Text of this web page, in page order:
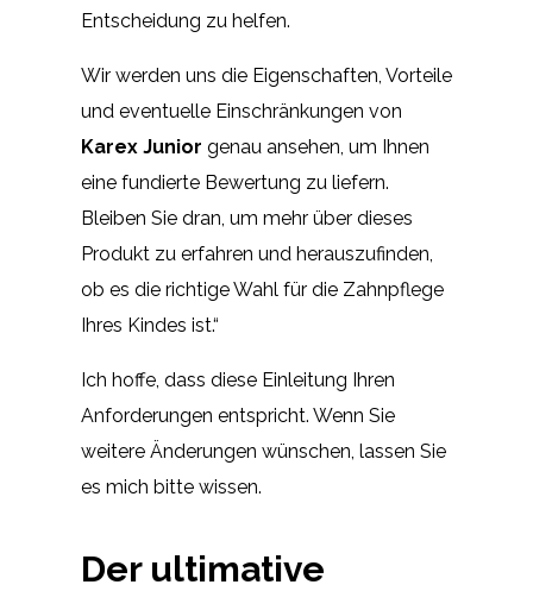
Entscheidung zu helfen.
Wir werden uns die Eigenschaften, Vorteile
und eventuelle Einschränkungen von
Karex Junior genau ansehen, um Ihnen
eine fundierte Bewertung zu liefern.
Bleiben Sie dran, um mehr über dieses
Produkt zu erfahren und herauszufinden,
ob es die richtige Wahl für die Zahnpflege
Ihres Kindes ist.“
Ich hoffe, dass diese Einleitung Ihren
Anforderungen entspricht. Wenn Sie
weitere Änderungen wünschen, lassen Sie
es mich bitte wissen.
Der ultimative